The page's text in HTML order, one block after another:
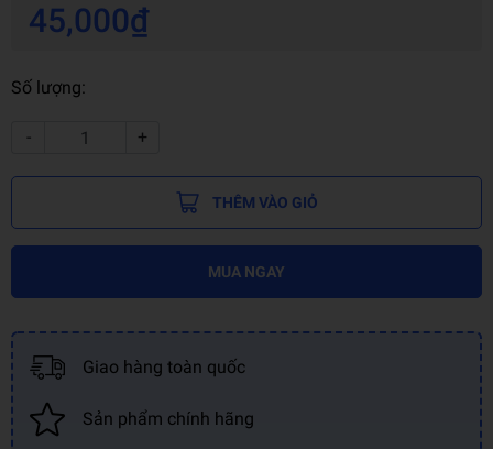
45,000₫
Số lượng:
- +
THÊM VÀO GIỎ
MUA NGAY
Giao hàng toàn quốc
Sản phẩm chính hãng